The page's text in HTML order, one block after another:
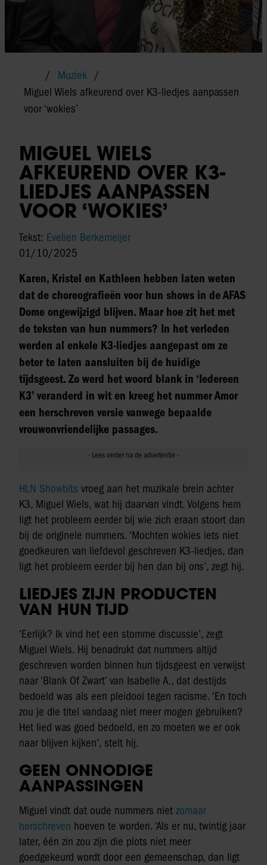
Muziek
Miguel Wiels afkeurend over K3-liedjes aanpassen
voor ‘wokies’
MIGUEL WIELS
AFKEUREND OVER K3-
LIEDJES AANPASSEN
VOOR ‘WOKIES’
Tekst: Evelien Berkemeijer
01/10/2025
Karen, Kristel en Kathleen hebben laten weten
dat de choreografieën voor hun shows in de AFAS
Dome ongewijzigd blijven. Maar hoe zit het met
de teksten van hun nummers? In het verleden
werden al enkele K3-liedjes aangepast om ze
beter te laten aansluiten bij de huidige
tijdsgeest. Zo werd het woord blank in ‘Iedereen
K3’ veranderd in wit en kreeg het nummer Amor
een herschreven versie vanwege bepaalde
vrouwonvriendelijke passages.
HLN Showbits vroeg aan het muzikale brein achter
K3, Miguel Wiels, wat hij daarvan vindt. Volgens hem
ligt het probleem eerder bij wie zich eraan stoort dan
bij de originele nummers. ‘Mochten wokies iets niet
goedkeuren van liefdevol geschreven K3-liedjes, dan
ligt het probleem eerder bij hen dan bij ons’, zegt hij.
LIEDJES ZIJN PRODUCTEN
VAN HUN TIJD
‘Eerlijk? Ik vind het een stomme discussie’, zegt
Miguel Wiels. Hij benadrukt dat nummers altijd
geschreven worden binnen hun tijdsgeest en verwijst
naar ‘Blank Of Zwart’ van Isabelle A., dat destijds
bedoeld was als een pleidooi tegen racisme. ‘En toch
zou je die titel vandaag niet meer mogen gebruiken?
Het lied was goed bedoeld, en zo moeten we er ook
naar blijven kijken’, stelt hij.
GEEN ONNODIGE
AANPASSINGEN
Miguel vindt dat oude nummers niet zomaar
herschreven hoeven te worden. ‘Als er nu, twintig jaar
later, één zin zou zijn die plots niet meer
goedgekeurd wordt door een gemeenschap, dan ligt